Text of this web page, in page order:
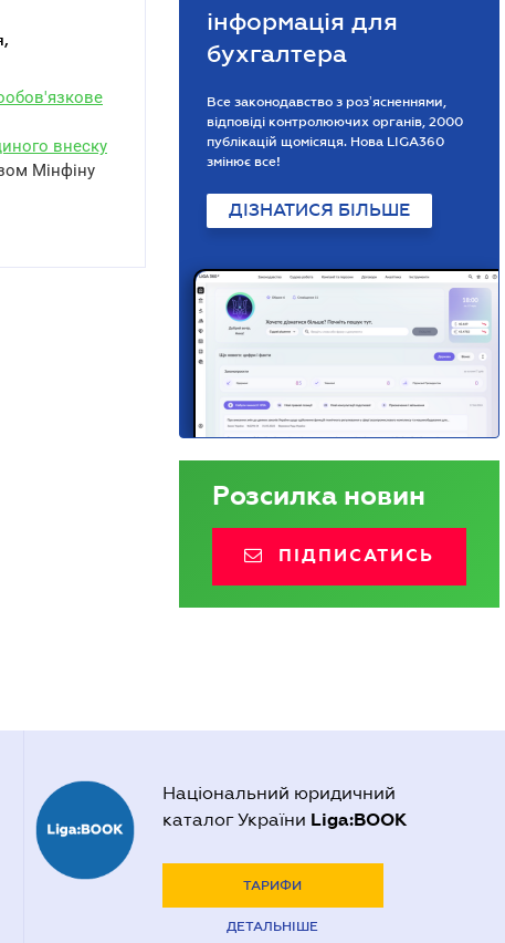
внеску
Мінфіну
інформація для
бухгалтера
Все законодавство з розʼясненнями,
відповіді контролюючих органів, 2000
публікацій щомісяця. Нова LIGA360
змінює все!
ДІЗНАТИСЯ БІЛЬШЕ
Розсилка новин
ПІДПИСАТИСЬ
Національний юридичний
каталог України Liga:BOOK
ТАРИФИ
ДЕТАЛЬНІШЕ